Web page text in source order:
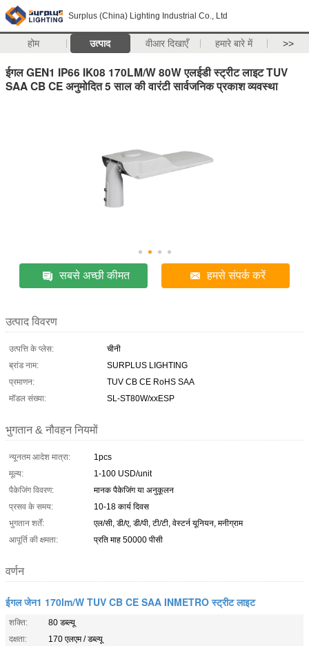
Surplus (China) Lighting Industrial Co., Ltd
होम उत्पाद वीआर दिखाएँ हमारे बारे में >>
ईगल GEN1 IP66 IK08 170LM/W 80W एलईडी स्ट्रीट लाइट TUV
SAA CB CE अनुमोदित 5 साल की वारंटी सार्वजनिक प्रकाश व्यवस्था
सबसे अच्छी कीमत हमसे संपर्क करें
उत्पाद विवरण
उत्पत्ति के प्लेस:
चीनी
ब्रांड नाम:
SURPLUS LIGHTING
प्रमाणन:
TUV CB CE RoHS SAA
मॉडल संख्या:
SL-ST80W/xxESP
भुगतान & नौवहन नियमों
न्यूनतम आदेश मात्रा:
1pcs
मूल्य:
1-100 USD/unit
पैकेजिंग विवरण:
मानक पैकेजिंग या अनुकूलन
प्रसव के समय:
10-18 कार्य दिवस
भुगतान शर्तें:
एल/सी, डी/ए, डी/पी, टी/टी, वेस्टर्न यूनियन, मनीग्राम
आपूर्ति की क्षमता:
प्रति माह 50000 पीसी
वर्णन
ईगल जेन1 170lm/W TUV CB CE SAA INMETRO स्ट्रीट लाइट
शक्ति:
80 डब्ल्यू
दक्षता:
170 एलएम / डब्ल्यू